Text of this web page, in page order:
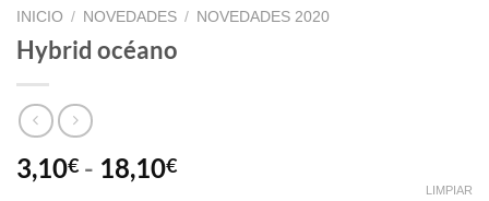
INICIO / NOVEDADES / NOVEDADES 2020
Hybrid océano
3,10€ - 18,10€
LIMPIAR